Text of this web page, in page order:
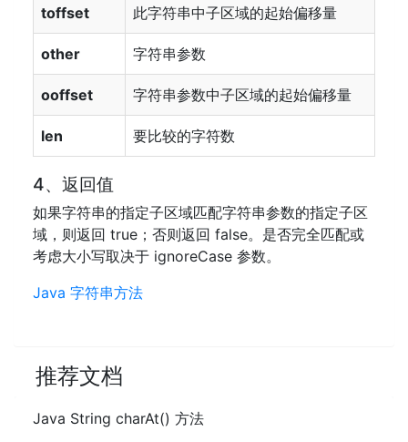
toffset
此字符串中子区域的起始偏移量
other 字符串参数
ooffset 字符串参数中子区域的起始偏移量
len 要比较的字符数
4、返回值
如果字符串的指定子区域匹配字符串参数的指定子区
域，则返回 true；否则返回 false。是否完全匹配或
考虑大小写取决于 ignoreCase 参数。
Java 字符串方法
推荐文档
Java String charAt() 方法